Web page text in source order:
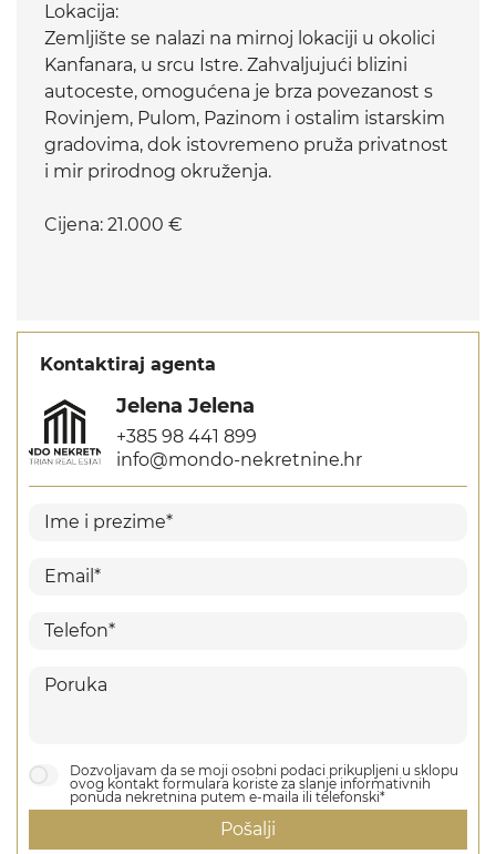
Lokacija:
Zemljište se nalazi na mirnoj lokaciji u okolici
Kanfanara, u srcu Istre. Zahvaljujući blizini
autoceste, omogućena je brza povezanost s
Rovinjem, Pulom, Pazinom i ostalim istarskim
gradovima, dok istovremeno pruža privatnost
i mir prirodnog okruženja.
Cijena: 21.000 €
Kontaktiraj agenta
Jelena Jelena
+385 98 441 899
info@mondo-nekretnine.hr
Dozvoljavam da se moji osobni podaci prikupljeni u sklopu
ovog kontakt formulara koriste za slanje informativnih
ponuda nekretnina putem e-maila ili telefonski*
Pošalji